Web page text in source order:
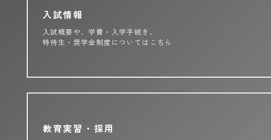
入試情報
入試概要や、学費・入学手続き、
特待生・奨学金制度についてはこちら
教育実習・採用